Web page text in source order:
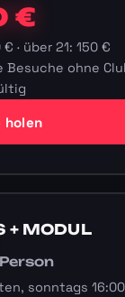
€
· über 21: 150 €
Besuche ohne
holen
+ MODUL
sonntags